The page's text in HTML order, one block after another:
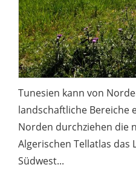
Tunesien kann von
landschaftliche Bereiche
Norden durchziehen die
Algerischen Tellatlas das
Südwest...